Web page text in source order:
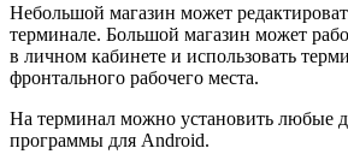
Небольшой магазин может
терминале. Большой магазин может
в личном кабинете и использовать
фронтального рабочего места.
На терминал можно установить любые
программы для Android.